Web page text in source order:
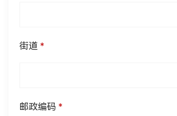
街道*
邮政编码*